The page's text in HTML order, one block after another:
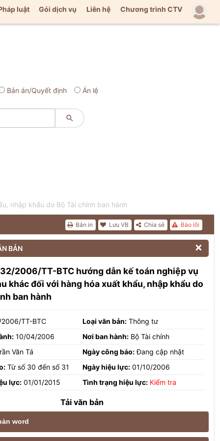
luật Gói dịch vụ Liên hệ Chương trình CTV
Bản án/Quyết định Án lệ

nhập khẩu do Bộ Tài chính ban hành
Báo lỗi
Chia sẻ
Lưu VB
Bản in
BẢN 
2006/TT-BTC hướng dẫn kế toán nghiệp vụ
khác đối với hàng hóa xuất khẩu, nhập khẩu do
ban hành
TT-BTC Loại văn bản: Thông tư
10/04/2006 Nơi ban hành: Bộ Tài chính
Văn Tá Ngày công báo:Đang cập nhật
Từ số 30 đến số 31 Ngày hiệu lực: 01/10/2006
lực: 01/01/2015 Tình trạng hiệu lực: Kiểm tra
Tải văn bản
word